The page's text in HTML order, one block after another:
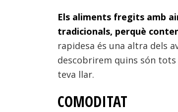
Els aliments fregits amb
tradicionals, perquè
rapidesa és una altra dels
descobrirem quins són tots
teva llar.
COMODITAT